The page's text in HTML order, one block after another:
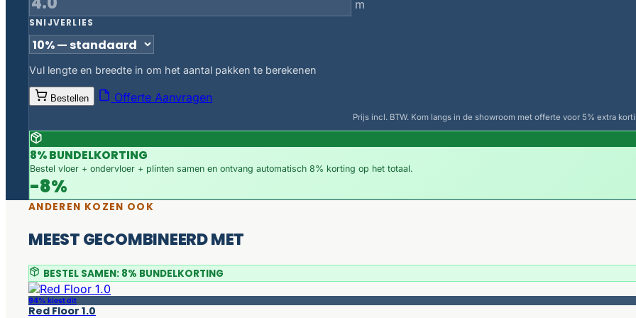
m
SNIJVERLIES
Vul lengte en breedte in om het aantal pakken te berekenen
Bestellen Offerte Aanvragen
Prijs incl. BTW. Kom langs in de showroom met offerte voor 5% extra
8% BUNDELKORTING
Bestel vloer + ondervloer + plinten samen en ontvang automatisch 8% korting op het totaal.
-8%
ANDEREN KOZEN OOK
MEEST GECOMBINEERD MET
BESTEL SAMEN: 8% BUNDELKORTING
94% kiest dit
Red Floor 1.0